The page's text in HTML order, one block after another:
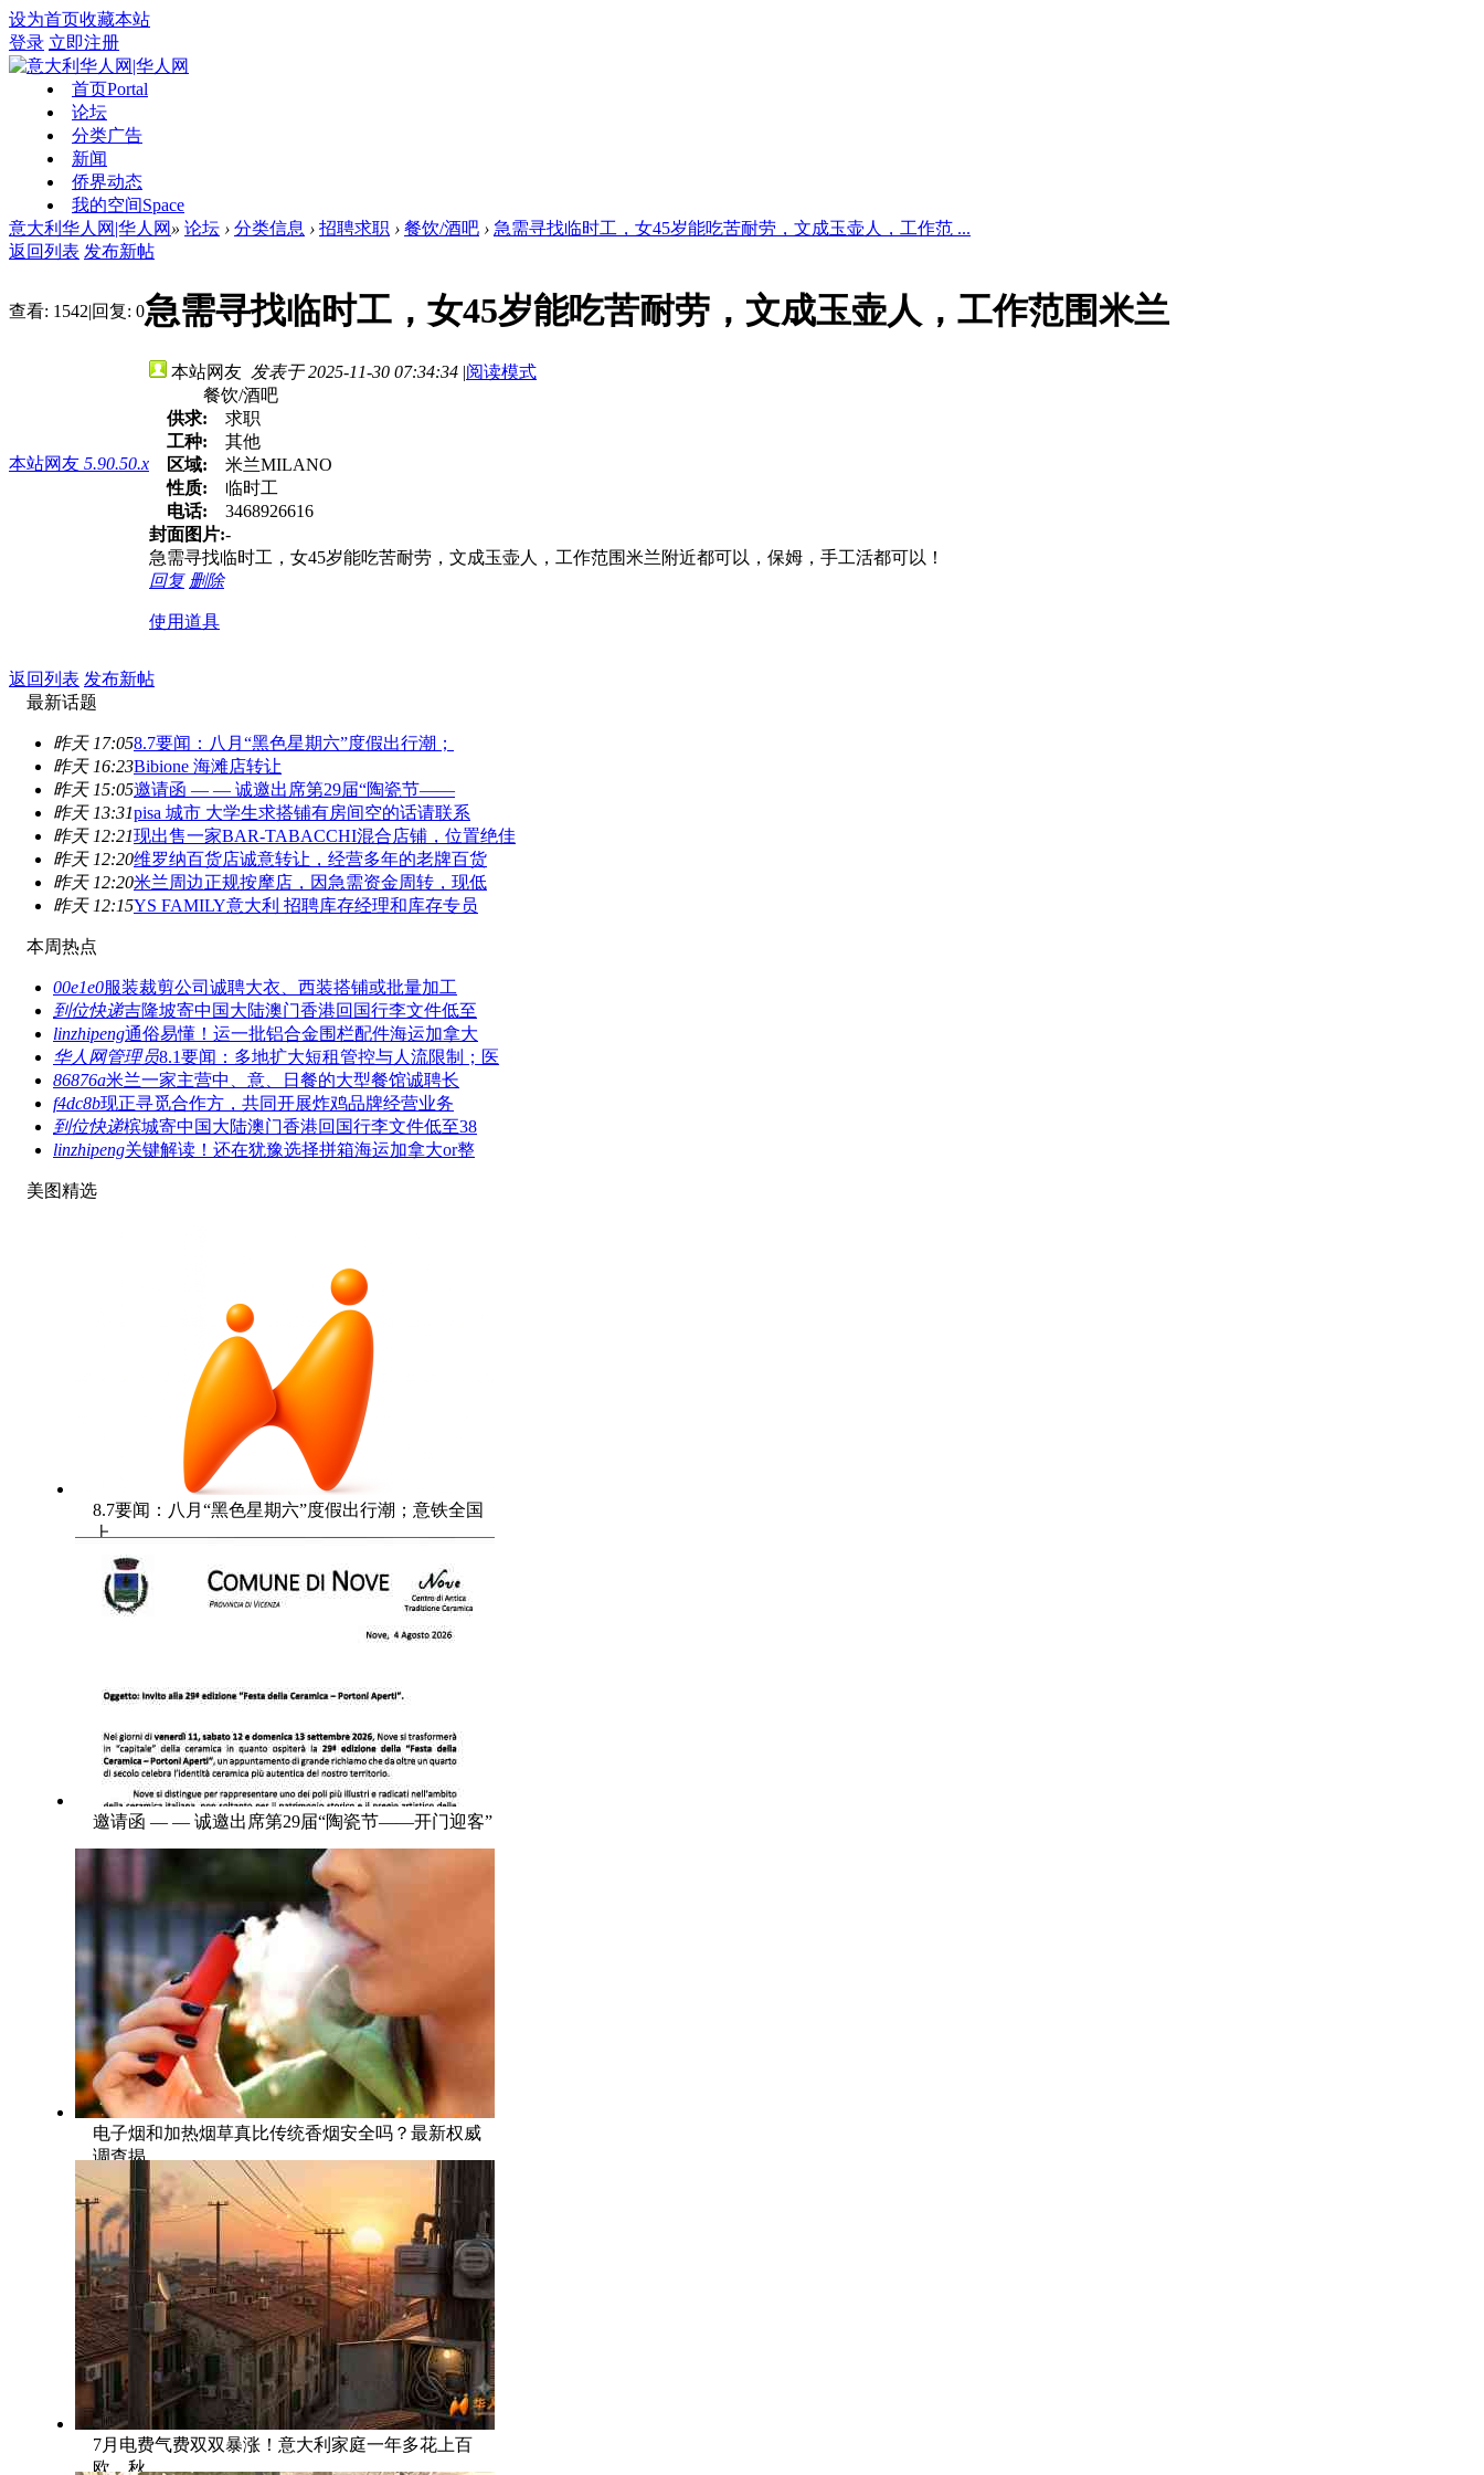
设为首页收藏本站
登录 立即注册
首页Portal
论坛
分类广告
新闻
侨界动态
我的空间Space
意大利华人网|华人网 » 论坛 › 分类信息 › 招聘求职 › 餐饮/酒吧 › 急需寻找临时工，女45岁能吃苦耐劳，文成玉壶人，工作范 ...
返回列表 发布新帖
查看: 1542|回复: 0急需寻找临时工，女45岁能吃苦耐劳，文成玉壶人，工作范围米兰
本站网友 5.90.50.x
本站网友 发表于 2025-11-30 07:34:34 |阅读模式
餐饮/酒吧
供求:
求职
工种:
其他
区域:
米兰MILANO
性质:
临时工
电话:
3468926616
封面图片:-
急需寻找临时工，女45岁能吃苦耐劳，文成玉壶人，工作范围米兰附近都可以，保姆，手工活都可以！
回复 删除
使用道具
返回列表 发布新帖
最新话题
昨天 17:058.7要闻：八月“黑色星期六”度假出行潮；
昨天 16:23Bibione 海滩店转让
昨天 15:05邀请函 — — 诚邀出席第29届“陶瓷节——
昨天 13:31pisa 城市 大学生求搭铺有房间空的话请联系
昨天 12:21现出售一家BAR-TABACCHI混合店铺，位置绝佳
昨天 12:20维罗纳百货店诚意转让，经营多年的老牌百货
昨天 12:20米兰周边正规按摩店，因急需资金周转，现低
昨天 12:15YS FAMILY意大利 招聘库存经理和库存专员
本周热点
00e1e0服装裁剪公司诚聘大衣、西装搭铺或批量加工
到位快递吉隆坡寄中国大陆澳门香港回国行李文件低至
linzhipeng通俗易懂！运一批铝合金围栏配件海运加拿大
华人网管理员8.1要闻：多地扩大短租管控与人流限制；医
86876a米兰一家主营中、意、日餐的大型餐馆诚聘长
f4dc8b现正寻觅合作方，共同开展炸鸡品牌经营业务
到位快递槟城寄中国大陆澳门香港回国行李文件低至38
linzhipeng关键解读！还在犹豫选择拼箱海运加拿大or整
美图精选
8.7要闻：八月“黑色星期六”度假出行潮；意铁全国
上
邀请函 — — 诚邀出席第29届“陶瓷节——开门迎客”
电子烟和加热烟草真比传统香烟安全吗？最新权威
调查揭
7月电费气费双双暴涨！意大利家庭一年多花上百
欧，秋